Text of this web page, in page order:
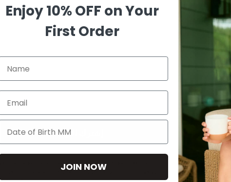
إشترك الان
الموافقة ليست شرطا لأي عملية شراء. يمكنك إلغاء الاشتراك في أي
Enjoy 10% OFF on Your
First Order
JOIN NOW